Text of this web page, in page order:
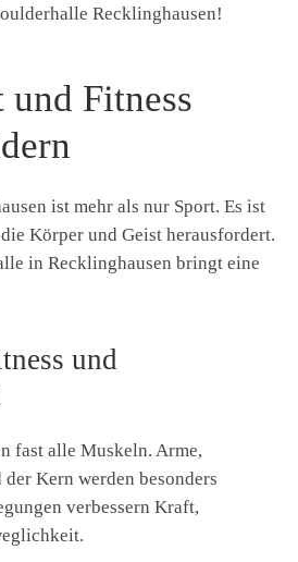
Recklinghausen!
und Fitness
ist mehr als nur Sport. Es ist
Körper und Geist herausfordert.
in Recklinghausen bringt eine
und
fast alle Muskeln. Arme,
Kern werden besonders
verbessern Kraft,